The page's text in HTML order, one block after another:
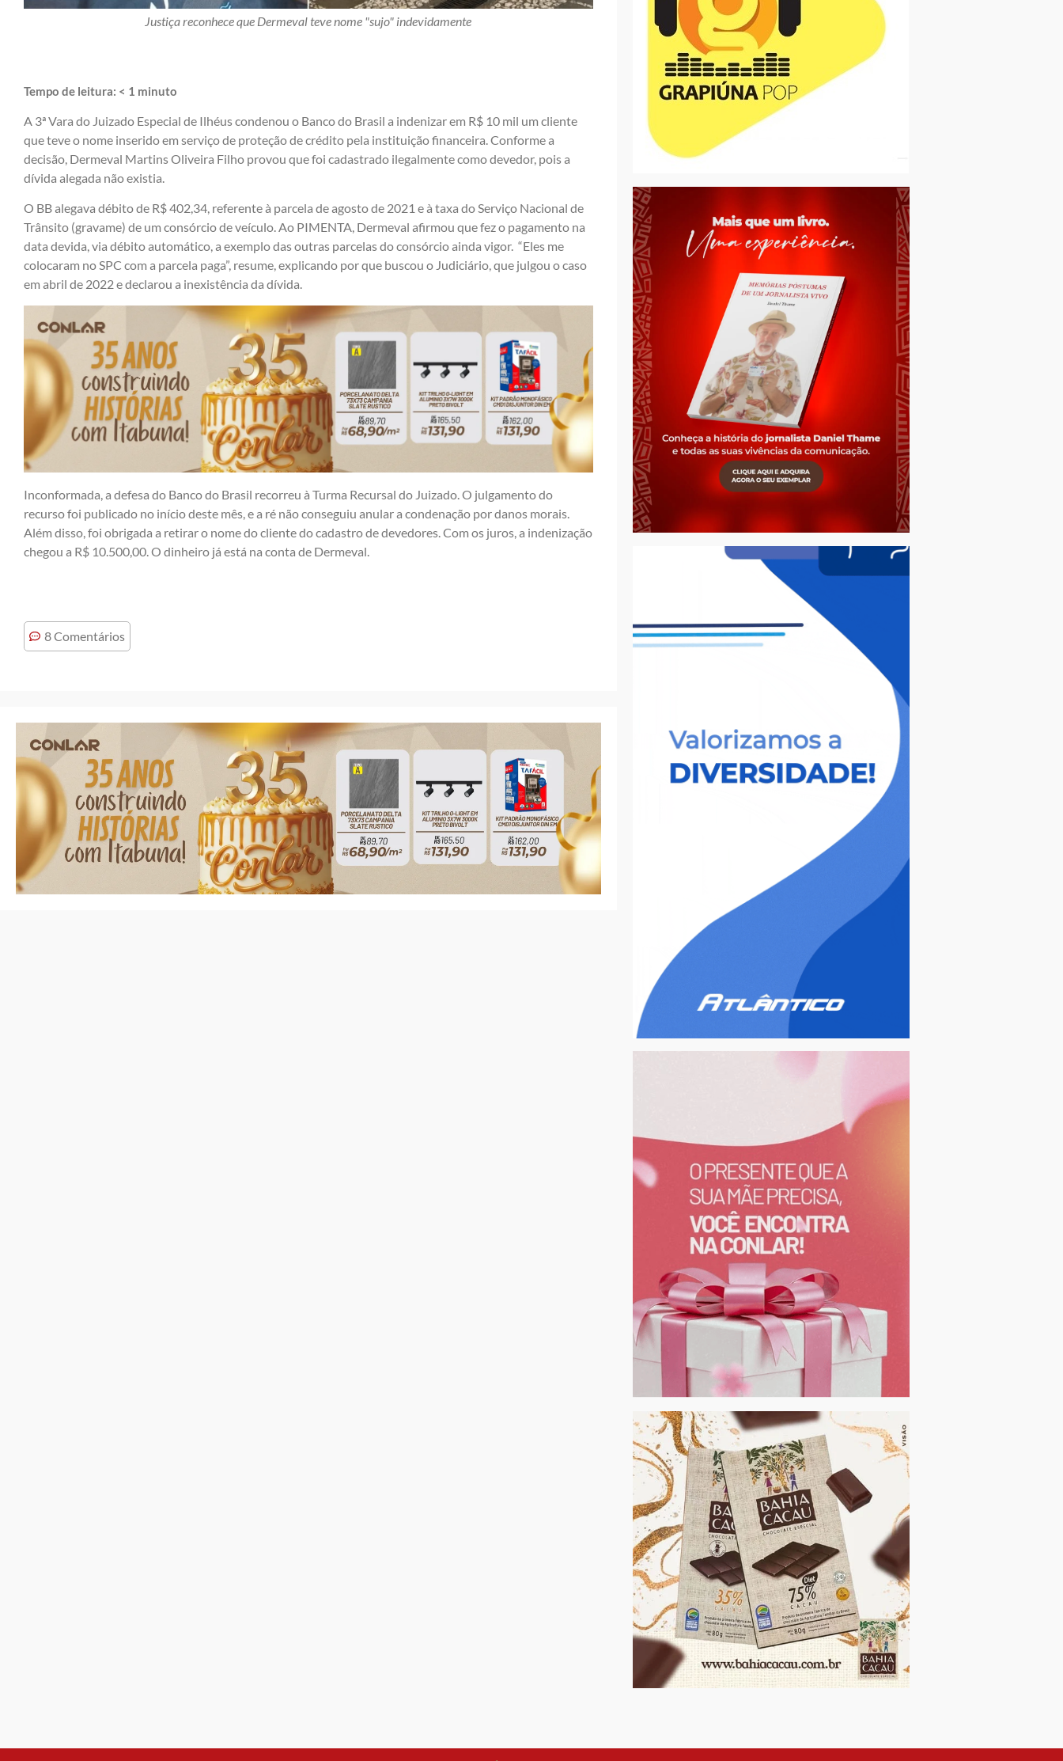
Justiça reconhece que Dermeval teve nome "sujo" indevidamente
Tempo de leitura: < 1 minuto
A 3ª Vara do Juizado Especial de Ilhéus condenou o Banco do Brasil a indenizar em R$ 10 mil um cliente
que teve o nome inserido em serviço de proteção de crédito pela instituição financeira. Conforme a
decisão, Dermeval Martins Oliveira Filho provou que foi cadastrado ilegalmente como devedor, pois a
dívida alegada não existia.
O BB alegava débito de R$ 402,34, referente à parcela de agosto de 2021 e à taxa do Serviço Nacional de
Trânsito (gravame) de um consórcio de veículo. Ao PIMENTA, Dermeval afirmou que fez o pagamento na
data devida, via débito automático, a exemplo das outras parcelas do consórcio ainda vigor. “Eles me
colocaram no SPC com a parcela paga”, resume, explicando por que buscou o Judiciário, que julgou o caso
em abril de 2022 e declarou a inexistência da dívida.
Inconformada, a defesa do Banco do Brasil recorreu à Turma Recursal do Juizado. O julgamento do
recurso foi publicado no início deste mês, e a ré não conseguiu anular a condenação por danos morais.
Além disso, foi obrigada a retirar o nome do cliente do cadastro de devedores. Com os juros, a indenização
chegou a R$ 10.500,00. O dinheiro já está na conta de Dermeval.
8 Comentários